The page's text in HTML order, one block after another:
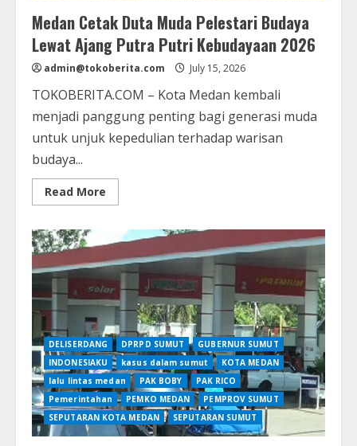
Medan Cetak Duta Muda Pelestari Budaya
Lewat Ajang Putra Putri Kebudayaan 2026
admin@tokoberita.com July 15, 2026
TOKOBERITA.COM – Kota Medan kembali
menjadi panggung penting bagi generasi muda
untuk unjuk kepedulian terhadap warisan
budaya...
Read More
more
Cetak
Duta
Muda
Pelestari
Budaya
Lewat
Ajang
Putra
Putri
Kebudayaan
2026
DELISERDANG DPRPD SUMUT
GUBERNUR SUMUT
INDONESIAKU
kasus dalam sumut
KOTA MEDAN
lalu lintas medan
PAK BOBY
PAK RICO
Pemerintahan
PEMKO MEDAN
PEMPROV SUMUT
SEPUTARAN KOTA MEDAN
SEPUTARAN SUMUT